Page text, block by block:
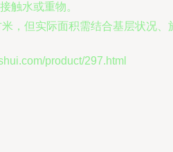
触水或重物。
，但实际面积需结合基层状况
product/297.html